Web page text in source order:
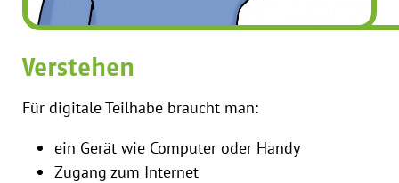
Verstehen
Für digitale Teilhabe braucht man:
ein Gerät wie Computer oder Handy
Zugang zum Internet